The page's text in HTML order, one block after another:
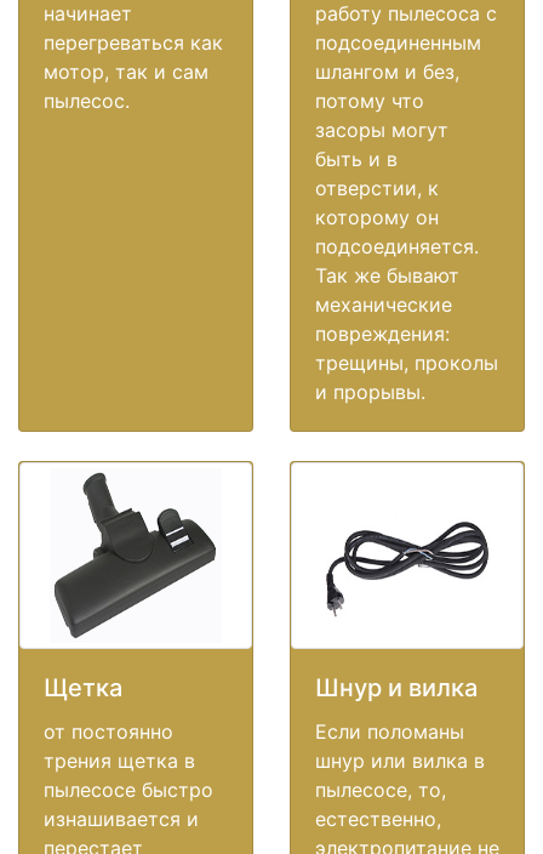
начинает
перегреваться как
мотор, так и сам
пылесос.
работу пылесоса с
подсоединенным
шлангом и без,
потому что
засоры могут
быть и в
отверстии, к
которому он
подсоединяется.
Так же бывают
механические
повреждения:
трещины, проколы
и прорывы.
Щетка
от постоянно
трения щетка в
пылесосе быстро
изнашивается и
перестает
Шнур и вилка
Если поломаны
шнур или вилка в
пылесосе, то,
естественно,
электропитание не